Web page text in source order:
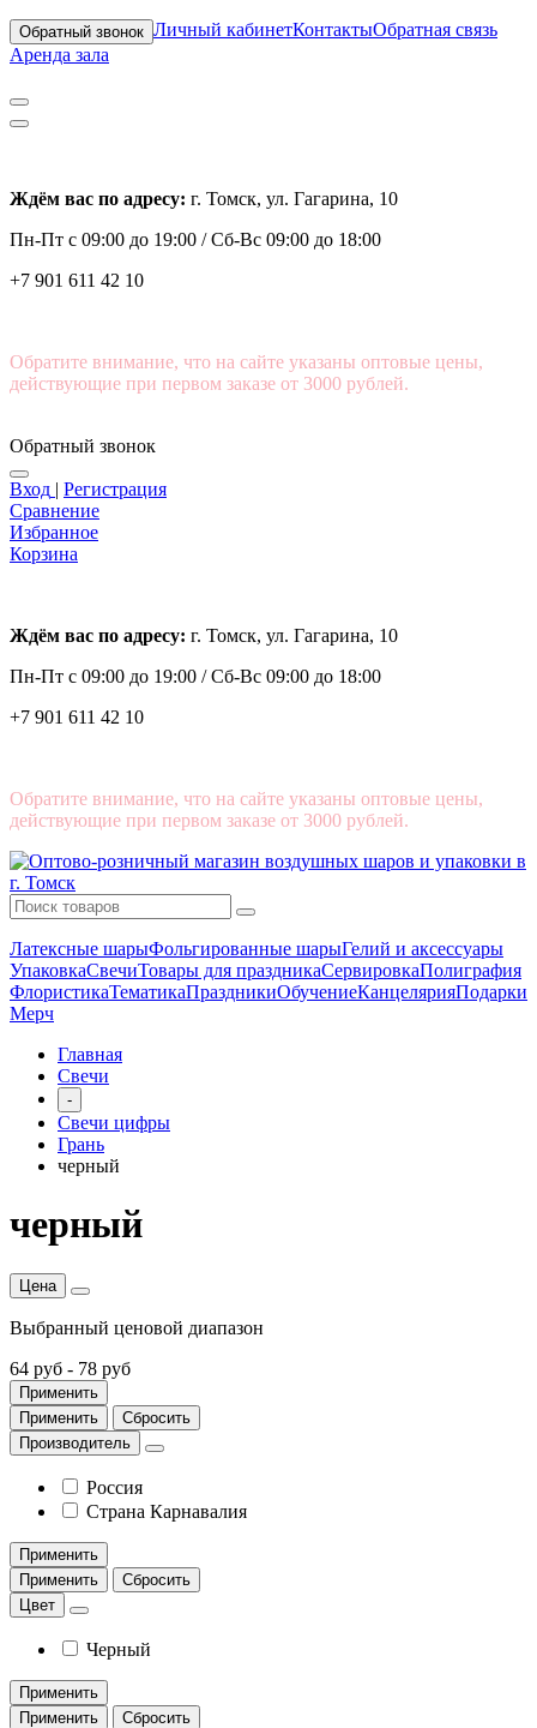
Обратный звонок Личный кабинетКонтактыОбратная связь
Аренда зала
Ждём вас по адресу: г. Томск, ул. Гагарина, 10
Пн-Пт с 09:00 до 19:00 /Сб-Вс 09:00 до 18:00
+7 901 611 42 10
Обратите внимание, что на сайте указаны оптовые цены,
действующие при первом заказе от 3000 рублей.
Обратный звонок
Вход | Регистрация
Сравнение
Избранное
Корзина
Ждём вас по адресу: г. Томск, ул. Гагарина, 10
Пн-Пт с 09:00 до 19:00 /Сб-Вс 09:00 до 18:00
+7 901 611 42 10
Обратите внимание, что на сайте указаны оптовые цены,
действующие при первом заказе от 3000 рублей.
Латексные шарыФольгированные шарыГелий и аксессуары
УпаковкаСвечиТовары для праздникаСервировкаПолиграфия
ФлористикаТематикаПраздникиОбучениеКанцелярияПодарки
Мерч
Главная
Свечи
-
Свечи цифры
Грань
черный
черный
Цена
Выбранный ценовой диапазон
64 руб - 78 руб
Применить
Применить
Сбросить
Производитель
Россия
Страна Карнавалия
Применить
Применить
Сбросить
Цвет
Черный
Применить
Применить
Сбросить